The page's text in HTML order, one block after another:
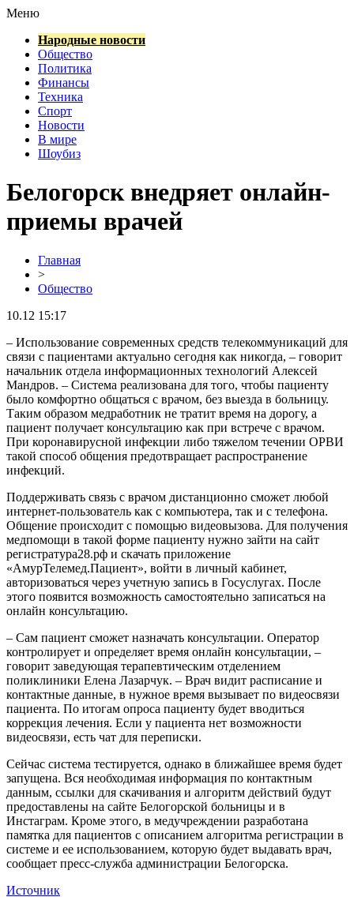
Меню
Народные новости
Общество
Политика
Финансы
Техника
Спорт
Новости
В мире
Шоубиз
Белогорск внедряет онлайн-
приемы врачей
Главная
>
Общество
10.12 15:17
– Использование современных средств телекоммуникаций для
связи с пациентами актуально сегодня как никогда, – говорит
начальник отдела информационных технологий Алексей
Мандров. – Система реализована для того, чтобы пациенту
было комфортно общаться с врачом, без выезда в больницу.
Таким образом медработник не тратит время на дорогу, а
пациент получает консультацию как при встрече с врачом.
При коронавирусной инфекции либо тяжелом течении ОРВИ
такой способ общения предотвращает распространение
инфекций.
Поддерживать связь с врачом дистанционно сможет любой
интернет-пользователь как с компьютера, так и с телефона.
Общение происходит с помощью видеовызова. Для получения
медпомощи в такой форме пациенту нужно зайти на сайт
регистратура28.рф и скачать приложение
«АмурТелемед.Пациент», войти в личный кабинет,
авторизоваться через учетную запись в Госуслугах. После
этого появится возможность самостоятельно записаться на
онлайн консультацию.
– Сам пациент сможет назначать консультации. Оператор
контролирует и определяет время онлайн консультации, –
говорит заведующая терапевтическим отделением
поликлиники Елена Лазарчук. – Врач видит расписание и
контактные данные, в нужное время вызывает по видеосвязи
пациента. По итогам опроса пациенту будет вводиться
коррекция лечения. Если у пациента нет возможности
видеосвязи, есть чат для переписки.
Сейчас система тестируется, однако в ближайшее время будет
запущена. Вся необходимая информация по контактным
данным, ссылки для скачивания и алгоритм действий будут
предоставлены на сайте Белогорской больницы и в
Инстаграм. Кроме этого, в медучреждении разработана
памятка для пациентов с описанием алгоритма регистрации в
системе и ее использованием, которую будет выдавать врач,
сообщает пресс-служба администрации Белогорска.
Источник